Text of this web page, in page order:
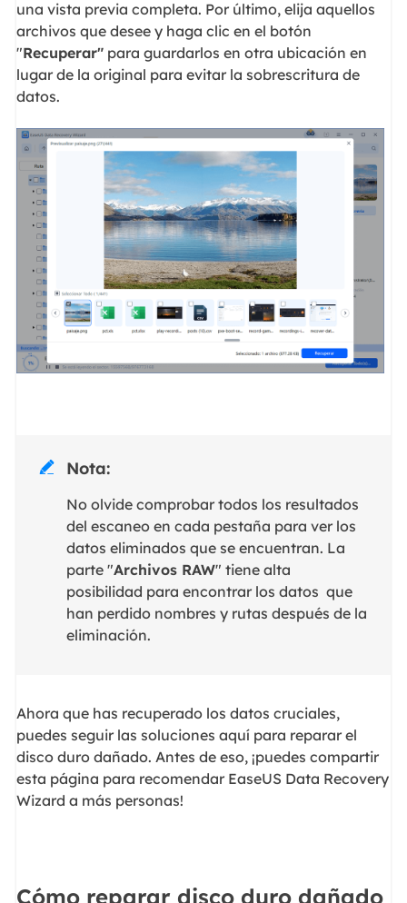
una vista previa completa. Por último, elija aquellos
archivos que desee y haga clic en el botón
"Recuperar"para guardarlos en otra ubicación en
lugar de la original para evitar la sobrescritura de
datos.
 Nota:
No olvide comprobar todos los resultados
del escaneo en cada pestaña para ver los
datos eliminados que se encuentran. La
parte "Archivos RAW" tiene alta
posibilidad para encontrar los datos que
han perdido nombres y rutas después de la
eliminación.
Ahora que has recuperado los datos cruciales,
puedes seguir las soluciones aquí para reparar el
disco duro dañado. Antes de eso, ¡puedes compartir
esta página para recomendar EaseUS Data Recovery
Wizard a más personas!
Cómo reparar disco duro dañado